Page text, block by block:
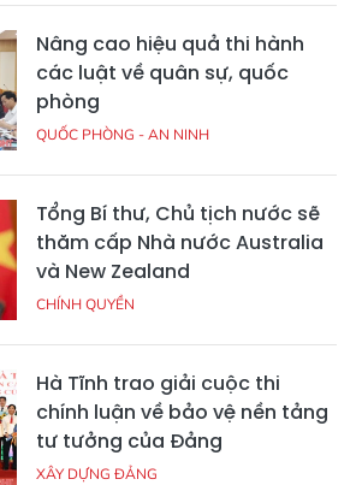
Nâng cao hiệu quả thi hành
các luật về quân sự, quốc
phòng
QUỐC PHÒNG - AN NINH
Tổng Bí thư, Chủ tịch nước sẽ
thăm cấp Nhà nước Australia
và New Zealand
CHÍNH QUYỀN
Hà Tĩnh trao giải cuộc thi
chính luận về bảo vệ nền tảng
tư tưởng của Đảng
XÂY DỰNG ĐẢNG